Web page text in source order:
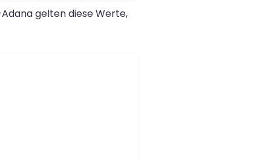
gelten diese Werte,